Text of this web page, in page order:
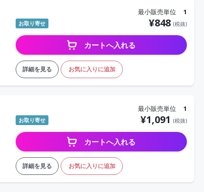
最小販売単位 1
お取り寄せ ¥848 (税抜)
カートへ入れる
詳細を見る お気に入りに追加
最小販売単位 1
お取り寄せ ¥1,091 (税抜)
カートへ入れる
詳細を見る お気に入りに追加